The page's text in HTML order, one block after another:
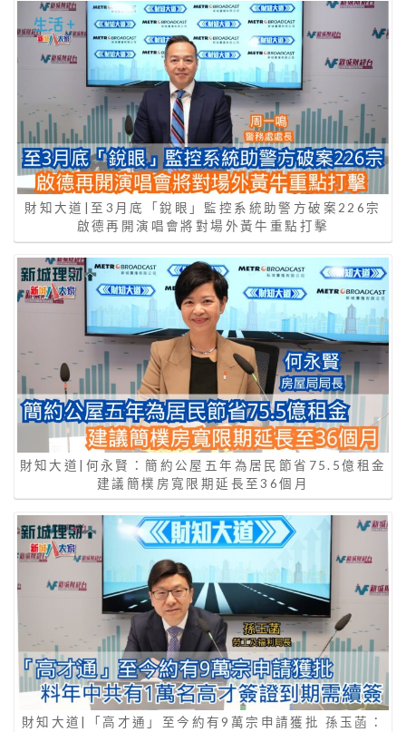
財知大道|至3月底「銳眼」監控系統助警方破案226宗
啟德再開演唱會將對場外黃牛重點打擊
財知大道|何永賢：簡約公屋五年為居民節省75.5億租金
建議簡樸房寬限期延長至36個月
財知大道|「高才通」至今約有9萬宗申請獲批 孫玉菡：